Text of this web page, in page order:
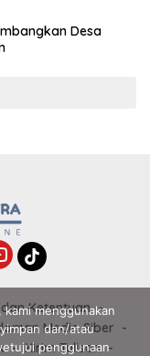
Desa
Ketentuan
Media Siber
Kirim Tulisan
menggunakan
dan/atau
penggunaan